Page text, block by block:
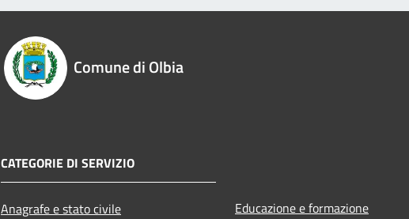
Comune di Olbia
CATEGORIE DI SERVIZIO
Anagrafe e stato civile
Educazione e formazione